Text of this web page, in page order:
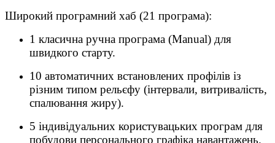
Широкий програмний хаб (21 програма):
1 класична ручна програма (Manual) для
швидкого старту.
10 автоматичних встановлених профілів із
різним типом рельєфу (інтервали, витривалість,
спалювання жиру).
5 індивідуальних користувацьких програм для
побудови персонального графіка навантажень.